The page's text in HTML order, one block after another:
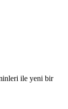
ile yeni bir